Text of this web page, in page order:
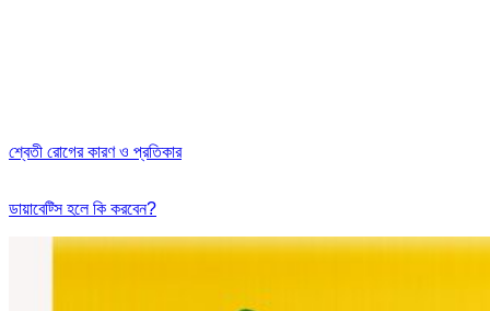
শ্বেতী রোগের কারণ ও প্রতিকার
ডায়াবেট্সি হলে কি করবেন?